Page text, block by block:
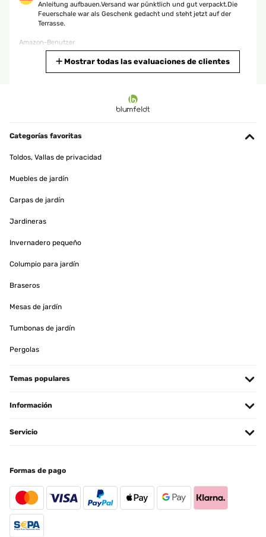
Anleitung aufbauen.Versand war pünktlich und gut verpackt.Die
Feuerschale war als Geschenk gedacht und steht jetzt auf der
Terrasse.
Amazon-Benutzer
nach dem Stockbrot Deckel rauf herrlich
Utilisateur d'Amazon
Premier barbecue de l’année ! Ce brasero est esthétique, large,
barbecues traditionnels et j’ai rajouté mon ancienne grille pour
qualité du fond après beaucoup d’utilisations (1 an) . J’espère que
Utilisateur d'Amazon
EVALUACIÓN COMPROBADA
11/01/2024
He tenido que contactar con el vendedor en dos ocasiones y sus
respuestas han sido súper rápidas y satisfactorias. Muy
Mostrar todas las evaluaciones de clientes
Categorías favoritas
Toldos, Vallas de privacidad
Muebles de jardín
Carpas de jardín
Jardineras
Invernadero pequeño
Columpio para jardín
Braseros
Mesas de jardín
Tumbonas de jardín
Pergolas
Temas populares
Información
Servicio
Formas de pago